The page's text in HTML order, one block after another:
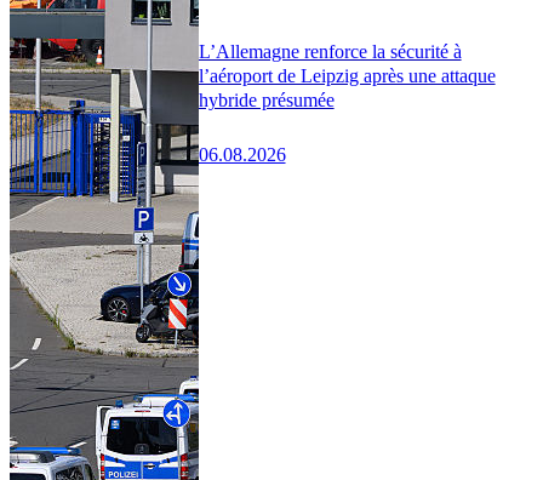
L’Allemagne renforce la sécurité à
l’aéroport de Leipzig après une attaque
hybride présumée
06.08.2026